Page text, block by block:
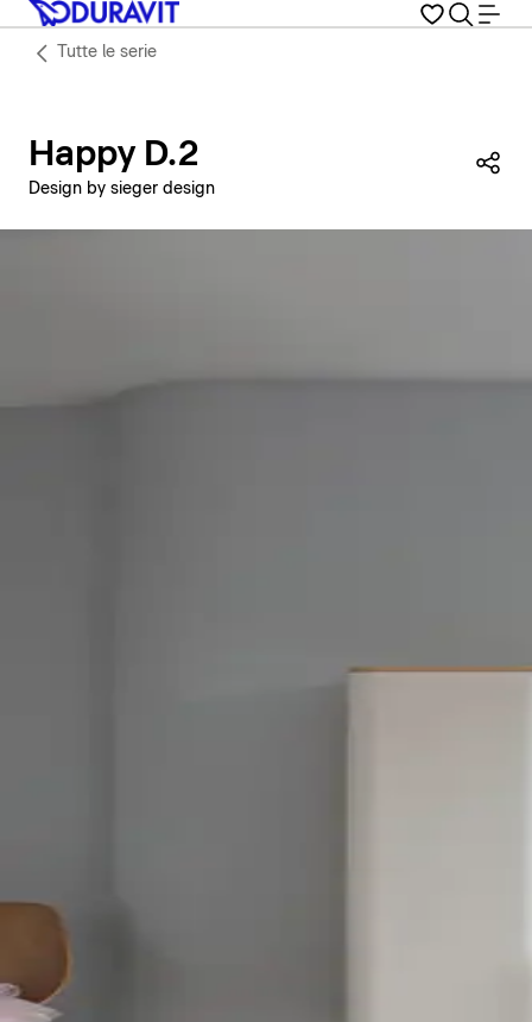
Tutte le serie
Happy D.2
Design by sieger design